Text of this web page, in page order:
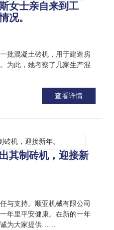
女士亲自来到工
况。
批混凝土砖机，用于建造房
为此，她考察了几家生产混
查看详情
其制砖机，迎接新
与支持。顺亚机械有限公司
年里平安健康。在新的一年
为大家提供……